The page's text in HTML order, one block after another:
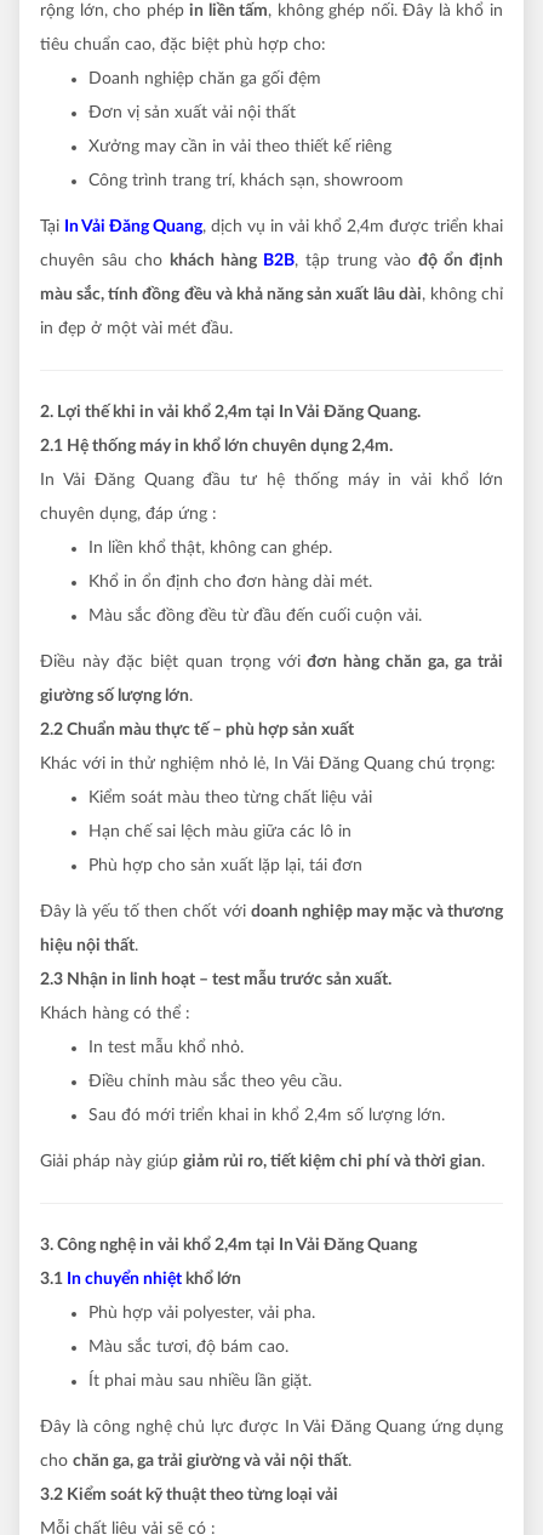
rộng lớn, cho phépin liền tấm, không ghép nối. Đây là khổ in
tiêu chuẩn cao, đặc biệt phù hợp cho:
Doanh nghiệp chăn ga gối đệm
Đơn vị sản xuất vải nội thất
Xưởng may cần in vải theo thiết kế riêng
Công trình trang trí, khách sạn, showroom
Tại In Vải Đăng Quang, dịch vụ in vải khổ 2,4m được triển khai
chuyên sâu cho khách hàng B2B, tập trung vào độ ổn định
màu sắc, tính đồng đều và khả năng sản xuất lâu dài, không chỉ
in đẹp ở một vài mét đầu.
2. Lợi thế khi in vải khổ 2,4m tại In Vải Đăng Quang.
2.1 Hệ thống máy in khổ lớn chuyên dụng 2,4m.
In Vải Đăng Quang đầu tư hệ thống máy in vải khổ lớn
chuyên dụng, đáp ứng :
In liền khổ thật, không can ghép.
Khổ in ổn định cho đơn hàng dài mét.
Màu sắc đồng đều từ đầu đến cuối cuộn vải.
Điều này đặc biệt quan trọng vớiđơn hàng chăn ga, ga trải
giường số lượng lớn.
2.2 Chuẩn màu thực tế – phù hợp sản xuất
Khác với in thử nghiệm nhỏ lẻ, In Vải Đăng Quang chú trọng:
Kiểm soát màu theo từng chất liệu vải
Hạn chế sai lệch màu giữa các lô in
Phù hợp cho sản xuất lặp lại, tái đơn
Đây là yếu tố then chốt với doanh nghiệp may mặc và thương
hiệu nội thất.
2.3 Nhận in linh hoạt – test mẫu trước sản xuất.
Khách hàng có thể :
In test mẫu khổ nhỏ.
Điều chỉnh màu sắc theo yêu cầu.
Sau đó mới triển khai in khổ 2,4m số lượng lớn.
Giải pháp này giúp giảm rủi ro, tiết kiệm chi phí và thời gian.
3. Công nghệ in vải khổ 2,4m tại In Vải Đăng Quang
3.1 In chuyển nhiệt khổ lớn
Phù hợp vải polyester, vải pha.
Màu sắc tươi, độ bám cao.
Ít phai màu sau nhiều lần giặt.
Đây là công nghệ chủ lực được In Vải Đăng Quang ứng dụng
cho chăn ga, ga trải giường và vải nội thất.
3.2 Kiểm soát kỹ thuật theo từng loại vải
Mỗi chất liệu vải sẽ có :